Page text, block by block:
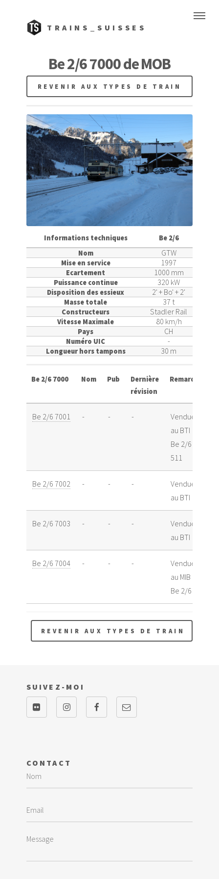
TRAINS_SUISSES
Be 2/6 7000 de MOB
REVENIR AUX TYPES DE TRAIN
Informations techniques
Be 2/6
Nom
GTW
Mise en service 1997
Ecartement 1000 mm
Puissance continue 320 kW
Disposition des essieux 2' + Bo' + 2'
Masse totale 37 t
Constructeurs Stadler Rail
Vitesse Maximale 80 km/h
Pays CH
Numéro UIC -
Longueur hors tampons 30 m
Be 2/6 7000 Nom Pub
Dernière
révision
Remarque
Be 2/6 7001 - - -
Vendue
au BTI
Be 2/6
511
Be 2/6 7002 - - -
Vendue
au BTI
Be 2/6 7003 - - -
Vendue
au BTI
Be 2/6 7004 - - -
Vendue
au MIB
Be 2/6 13
REVENIR AUX TYPES DE TRAIN
CONTACT
SUIVEZ-MOI